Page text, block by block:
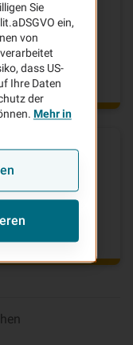
Sammlung
und
benötigen Hilfe
Sie
ein,
von
dass US-
Ihre Daten
der
Mehr in